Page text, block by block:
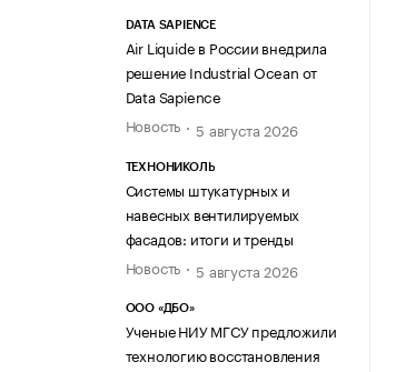
DATA SAPIENCE
Air Liquide в России внедрила
решение Industrial Ocean от
Data Sapience
Новость
5 августа 2026
ТЕХНОНИКОЛЬ
Системы штукатурных и
навесных вентилируемых
фасадов: итоги и тренды
Новость
5 августа 2026
ООО «ДБО»
Ученые НИУ МГСУ предложили
технологию восстановления